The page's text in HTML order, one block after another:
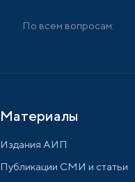
По всем вопросам:
Материалы
Издания АИП
Публикации СМИ и статьи